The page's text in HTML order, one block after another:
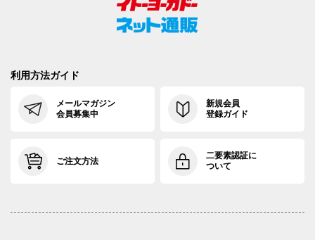
利用方法ガイド
メールマガジン
会員募集中
新規会員
登録ガイド
ご注文方法
二要素認証に
ついて